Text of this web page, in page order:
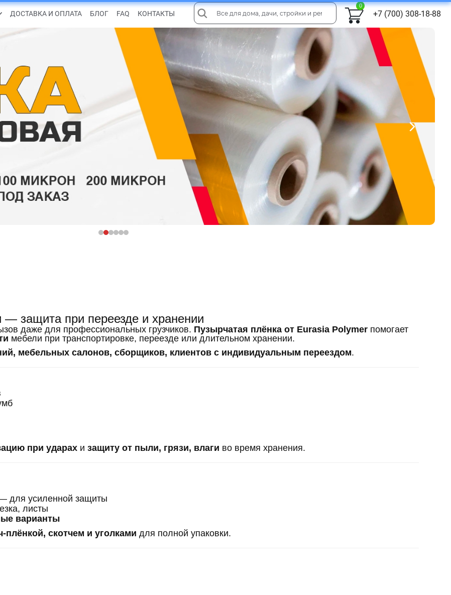
ДОСТАВКА И ОПЛАТА БЛОГ FAQ КОНТАКТЫ
0
+7 (700) 308-18-88
защита при переезде и хранении
даже для профессиональных грузчиков. Пузырчатая плёнка от Eurasia Polymer помогает
мебели при транспортировке, переезде или длительном хранении.
мебельных салонов, сборщиков, клиентов с индивидуальным переездом.
при ударах и защиту от пыли, грязи, влаги во время хранения.
для усиленной защиты
листы
варианты
плёнкой, скотчем и уголками для полной упаковки.